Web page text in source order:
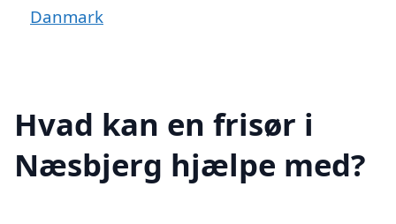
Danmark
Hvad kan en frisør i
Næsbjerg hjælpe med?